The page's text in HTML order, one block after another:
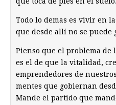
Todo lo demas es vivir en
que desde allí no se puede
Pienso que el problema de
es el de que la vitalidad,
emprendedores de
mentes que gobiernan
Mande el partido que